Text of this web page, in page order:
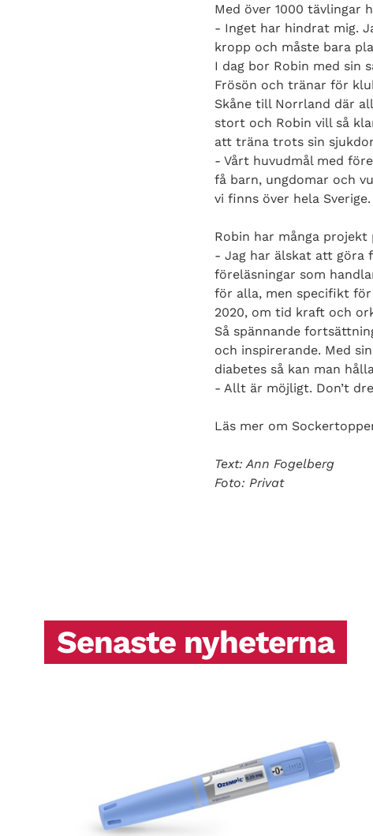
Med över 1000 tävlingar
- Inget har hindrat mig.
kropp och måste bara
I dag bor Robin med sin
Frösön och tränar för
Skåne till Norrland där
stort och Robin vill så
att träna trots sin
- Vårt huvudmål med
få barn, ungdomar och
vi finns över hela Sverige.
Robin har många
- Jag har älskat att göra
föreläsningar som
för alla, men specifikt
2020, om tid kraft och
Så spännande
och inspirerande. Med
diabetes så kan man
- Allt är möjligt. Don’t
Läs mer om
Text: Ann Fogelberg
Foto: Privat
Senaste nyheterna